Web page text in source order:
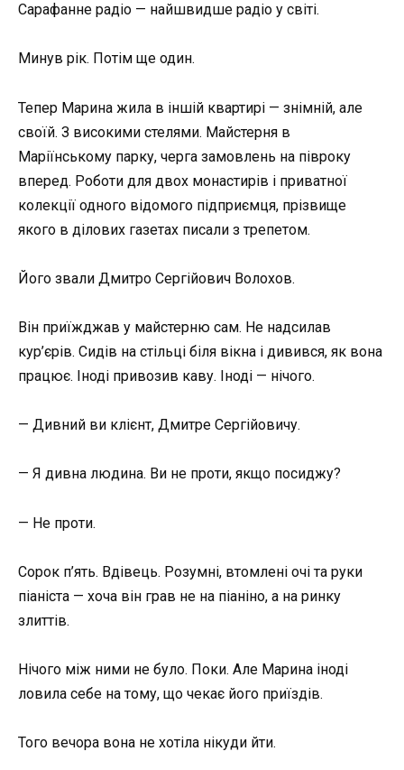
Сарафанне радіо — найшвидше радіо у світі.
Минув рік. Потім ще один.
Тепер Марина жила в іншій квартирі — знімній, але
своїй. З високими стелями. Майстерня в
Маріїнському парку, черга замовлень на півроку
вперед. Роботи для двох монастирів і приватної
колекції одного відомого підприємця, прізвище
якого в ділових газетах писали з трепетом.
Його звали Дмитро Сергійович Волохов.
Він приїжджав у майстерню сам. Не надсилав
кур’єрів. Сидів на стільці біля вікна і дивився, як вона
працює. Іноді привозив каву. Іноді — нічого.
— Дивний ви клієнт, Дмитре Сергійовичу.
— Я дивна людина. Ви не проти, якщо посиджу?
— Не проти.
Сорок п’ять. Вдівець. Розумні, втомлені очі та руки
піаніста — хоча він грав не на піаніно, а на ринку
злиттів.
Нічого між ними не було. Поки. Але Марина іноді
ловила себе на тому, що чекає його приїздів.
Того вечора вона не хотіла нікуди йти.